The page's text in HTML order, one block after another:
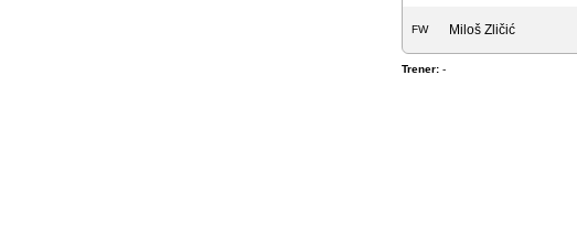
FW Miloš Zličić
Trener: -